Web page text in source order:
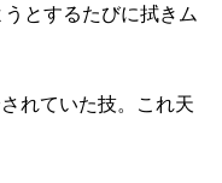
とするたびに拭きム
れていた技。これ天